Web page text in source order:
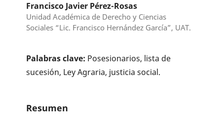
Francisco Javier Pérez-Rosas
Unidad Académica de Derecho y Ciencias
Sociales “Lic. Francisco Hernández García”, UAT.
Palabras clave: Posesionarios, lista de
sucesión, Ley Agraria, justicia social.
Resumen